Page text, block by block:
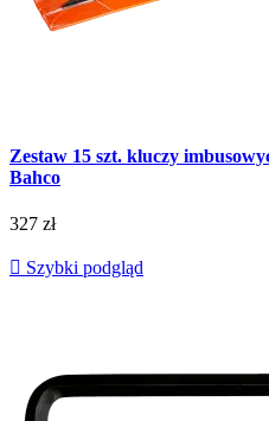
Zestaw 15 szt. kluczy
Bahco
327 zł
 Szybki podgląd